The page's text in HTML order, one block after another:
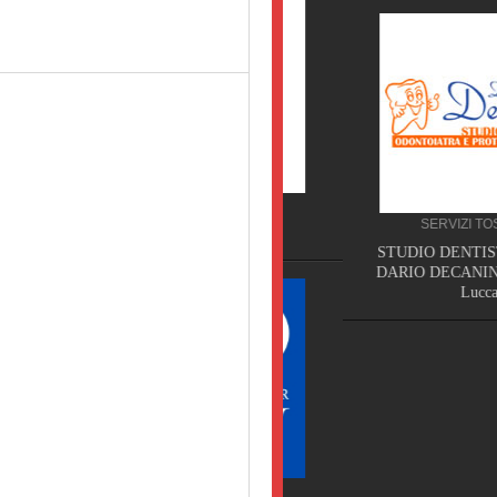
SERVIZI TOSCANA
STUDIO DENTISTICO
DARIO DECANINI,